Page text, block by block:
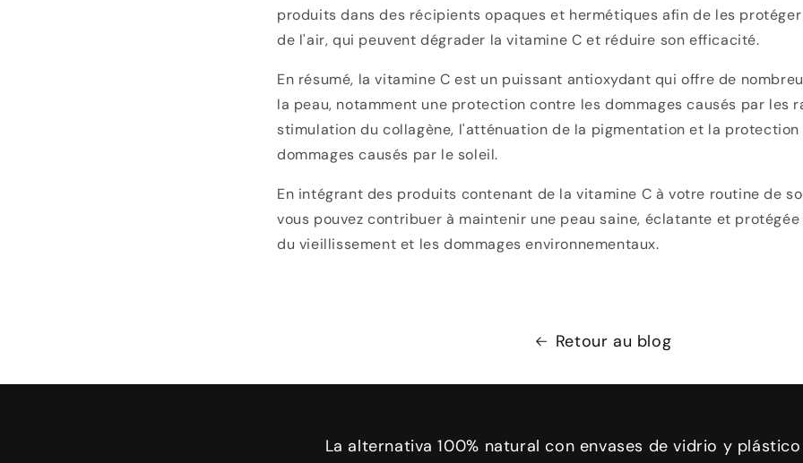
produits dans des récipients opaques et hermétiques afin de les
de l'air, qui peuvent dégrader la vitamine C et réduire son efficacité.
En résumé, la vitamine C est un puissant antioxydant qui offre de
la peau, notamment une protection contre les dommages causés par les
stimulation du collagène, l'atténuation de la pigmentation et la
dommages causés par le soleil.
En intégrant des produits contenant de la vitamine C à votre routine de
vous pouvez contribuer à maintenir une peau saine, éclatante et
du vieillissement et les dommages environnementaux.
Retour au blog
La alternativa 100% natural con envases de vidrio y